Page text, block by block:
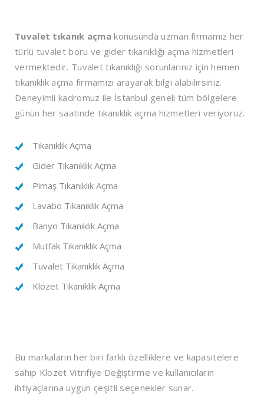
Tuvalet tıkanık açma konusunda uzman firmamız her
türlü tuvalet boru ve gider tıkanıklığı açma hizmetleri
vermektedir. Tuvalet tıkanıklığı sorunlarınız için hemen
tıkanıklık açma firmamızı arayarak bilgi alabilirsiniz.
Deneyimli kadromuz ile İstanbul geneli tüm bölgelere
günün her saatinde tıkanıklık açma hizmetleri veriyoruz.
Tıkanıklık Açma
Gider Tıkanıklık Açma
Pimaş Tıkanıklık Açma
Lavabo Tıkanıklık Açma
Banyo Tıkanıklık Açma
Mutfak Tıkanıklık Açma
Tuvalet Tıkanıklık Açma
Klozet Tıkanıklık Açma
Bu markaların her biri farklı özelliklere ve kapasitelere
sahip Klozet Vitrifiye Değiştirme ve kullanıcıların
ihtiyaçlarına uygun çeşitli seçenekler sunar.